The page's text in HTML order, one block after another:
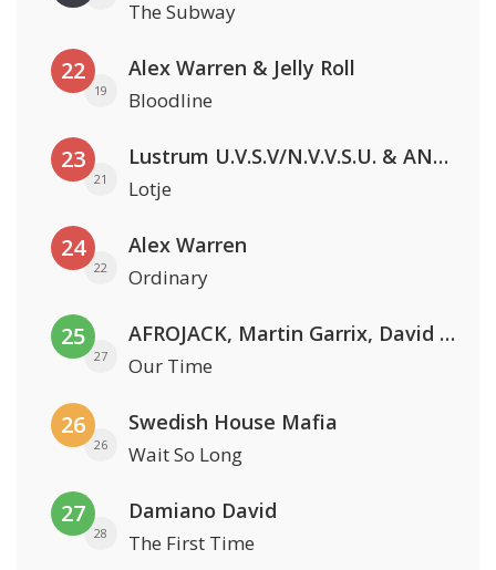
The Subway
22
19
Alex Warren & Jelly Roll
Bloodline
23
21
Lustrum U.V.S.V/N.V.V.S.U. & ANNO ONS & Jopke van Dobbenburgh & Roeland Beelen
Lotje
24
22
Alex Warren
Ordinary
25
27
AFROJACK, Martin Garrix, David Guetta & Amél
Our Time
26
26
Swedish House Mafia
Wait So Long
27
28
Damiano David
The First Time